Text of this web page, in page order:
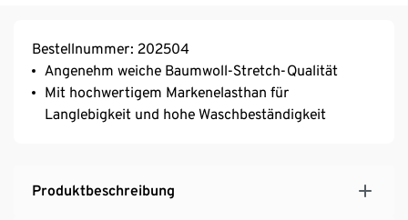
Bestellnummer: 202504
Angenehm weiche Baumwoll-Stretch-Qualität
Mit hochwertigem Markenelasthan für
Langlebigkeit und hohe Waschbeständigkeit
Produktbeschreibung